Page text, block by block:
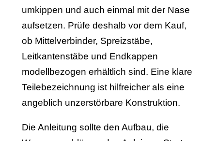
umkippen und auch einmal mit der Nase
aufsetzen. Prüfe deshalb vor dem Kauf,
ob Mittelverbinder, Spreizstäbe,
Leitkantenstäbe und Endkappen
modellbezogen erhältlich sind. Eine klare
Teilebezeichnung ist hilfreicher als eine
angeblich unzerstörbare Konstruktion.
Die Anleitung sollte den Aufbau, die